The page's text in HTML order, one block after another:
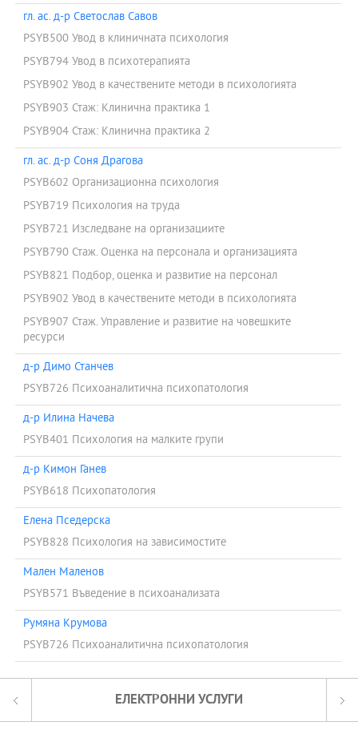
гл. ас. д-р Светослав Савов
PSYB500 Увод в клиничната психология
PSYB794 Увод в психотерапията
PSYB902 Увод в качествените методи в психологията
PSYB903 Стаж: Клинична практика 1
PSYB904 Стаж: Клинична практика 2
гл. ас. д-р Соня Драгова
PSYB602 Организационна психология
PSYB719 Психология на труда
PSYB721 Изследване на организациите
PSYB790 Стаж. Оценка на персонала и организацията
PSYB821 Подбор, оценка и развитие на персонал
PSYB902 Увод в качествените методи в психологията
PSYB907 Стаж. Управление и развитие на човешките
ресурси
д-р Димо Станчев
PSYB726 Психоаналитична психопатология
д-р Илина Начева
PSYB401 Психология на малките групи
д-р Кимон Ганев
PSYB618 Психопатология
Елена Пседерска
PSYB828 Психология на зависимостите
Мален Маленов
PSYB571 Въведение в психоанализата
Румяна Крумова
PSYB726 Психоаналитична психопатология
ЕЛЕКТРОННИ УСЛУГИ